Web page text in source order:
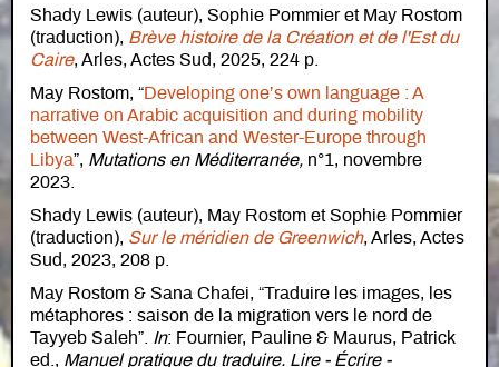
Shady Lewis (auteur), Sophie Pommier et May Rostom
(traduction), Brève histoire de la Création et de l'Est du
Caire, Arles, Actes Sud, 2025, 224 p.
May Rostom, “Developing one’s own language : A
narrative on Arabic acquisition and during mobility
between West-African and Wester-Europe through
Libya”, Mutations en Méditerranée, n°1, novembre
2023.
Shady Lewis (auteur), May Rostom et Sophie Pommier
(traduction), Sur le méridien de Greenwich, Arles, Actes
Sud, 2023, 208 p.
May Rostom & Sana Chafei, “Traduire les images, les
métaphores : saison de la migration vers le nord de
Tayyeb Saleh”. In: Fournier, Pauline & Maurus, Patrick
ed., Manuel pratique du traduire. Lire - Écrire -